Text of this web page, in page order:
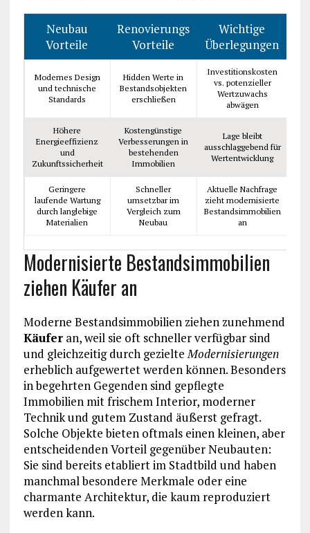
Neubau
Vorteile
Renovierungs
Vorteile
Wichtige
Überlegungen
Modernes Design
und technische
Standards
Hidden Werte in
Bestandsobjekten
erschließen
Investitionskosten
vs. potenzieller
Wertzuwachs
abwägen
Höhere
Energieeffizienz
und
Zukunftssicherheit
Kostengünstige
Verbesserungen in
bestehenden
Immobilien
Lage bleibt
ausschlaggebend für
Wertentwicklung
Geringere
laufende Wartung
durch langlebige
Materialien
Schneller
umsetzbar im
Vergleich zum
Neubau
Aktuelle Nachfrage
zieht modernisierte
Bestandsimmobilien
an
Modernisierte Bestandsimmobilien
ziehen Käufer an
Moderne Bestandsimmobilien ziehen zunehmend
Käuferan, weil sie oft schneller verfügbar sind
und gleichzeitig durch gezielteModernisierungen
erheblich aufgewertet werden können. Besonders
in begehrten Gegenden sind gepflegte
Immobilien mit frischem Interior, moderner
Technik und gutem Zustand äußerst gefragt.
Solche Objekte bieten oftmals einen kleinen, aber
entscheidenden Vorteil gegenüber Neubauten:
Sie sind bereits etabliert im Stadtbild und haben
manchmal besondere Merkmale oder eine
charmante Architektur, die kaum reproduziert
werden kann.